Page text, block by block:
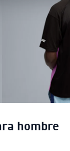
hombre